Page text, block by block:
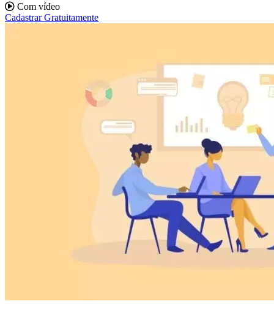
Com vídeo
Cadastrar Gratuitamente